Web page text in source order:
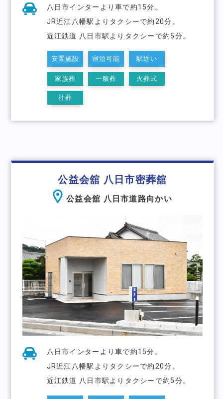
八日市インターより車で約15分。
JR近江八幡駅よりタクシーで約20分。
近江鉄道 八日市駅よりタクシーで約5分。
安置施設 宿泊可能 駅近い
家族葬 一般葬 火葬式
社葬
公益会舘 八日市密葬舘
公益会舘 八日市道路向かい
八日市インターより車で約15分。
JR近江八幡駅よりタクシーで約20分。
近江鉄道 八日市駅よりタクシーで約5分。